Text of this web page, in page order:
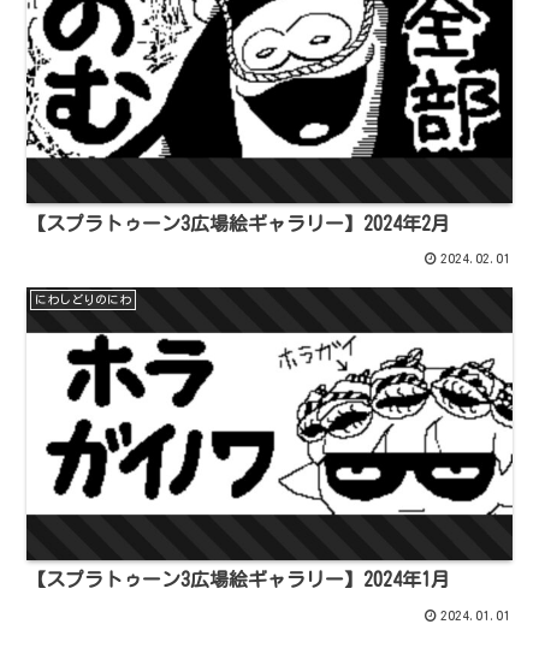
【スプラトゥーン3広場絵ギャラリー】2024年2月
2024.02.01
にわしどりのにわ
【スプラトゥーン3広場絵ギャラリー】2024年1月
2024.01.01